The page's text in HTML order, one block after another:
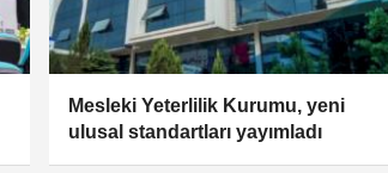
Mesleki Yeterlilik Kurumu, yeni
ulusal standartları yayımladı